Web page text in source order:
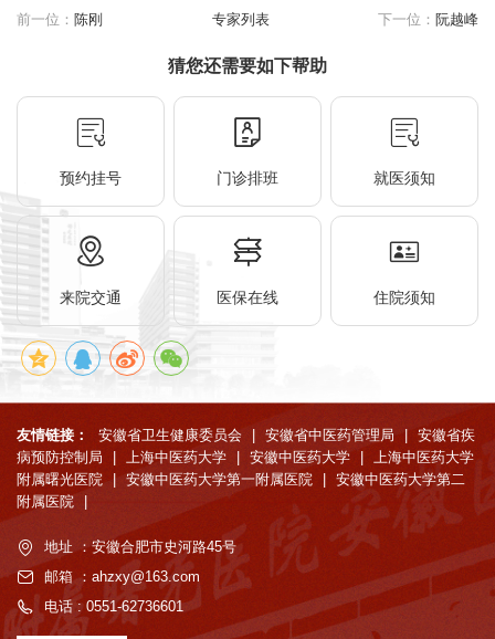
前一位： 陈刚 专家列表 下一位： 阮越峰
猜您还需要如下帮助
预约挂号 门诊排班 就医须知
来院交通 医保在线 住院须知
友情链接： 安徽省卫生健康委员会 安徽省中医药管理局
安徽省疾
病预防控制局
上海中医药大学 安徽中医药大学
上海中医药大学
附属曙光医院
安徽中医药大学第一附属医院
安徽中医药大学第二
附属医院
地址 ：安徽合肥市史河路45号
邮箱 ：ahzxy@163.com
电话 : 0551-62736601